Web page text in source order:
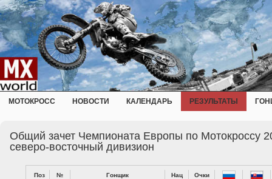
МОТОКРОСС НОВОСТИ КАЛЕНДАРЬ РЕЗУЛЬТАТЫ
Общий зачет Чемпионата Европы по Мотокроссу
северо-восточный дивизион
Поз № Гонщик Нац
Очки